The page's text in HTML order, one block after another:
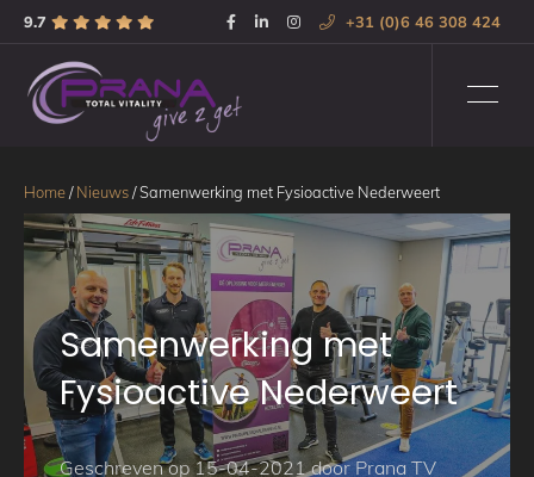
9.7 +31 (0)6 46 308 424
Home/ Nieuws/Samenwerking met Fysioactive Nederweert
Samenwerking met
Fysioactive Nederweert
Geschreven op 15-04-2021 door Prana TV